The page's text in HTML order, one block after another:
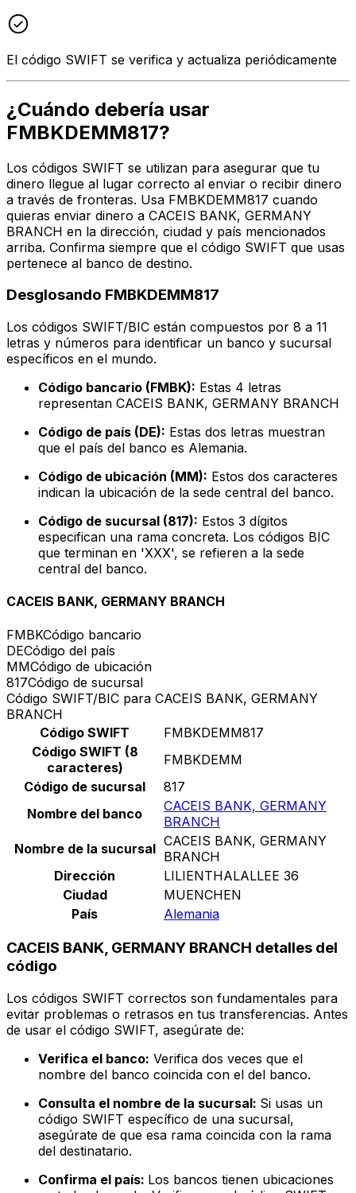
El código SWIFT se verifica y actualiza periódicamente
¿Cuándo debería usar
FMBKDEMM817?
Los códigos SWIFT se utilizan para asegurar que tu
dinero llegue al lugar correcto al enviar o recibir dinero
a través de fronteras. Usa FMBKDEMM817 cuando
quieras enviar dinero a CACEIS BANK, GERMANY
BRANCH en la dirección, ciudad y país mencionados
arriba. Confirma siempre que el código SWIFT que usas
pertenece al banco de destino.
Desglosando FMBKDEMM817
Los códigos SWIFT/BIC están compuestos por 8 a 11
letras y números para identificar un banco y sucursal
específicos en el mundo.
Código bancario (FMBK): Estas 4 letras
representan CACEIS BANK, GERMANY BRANCH
Código de país (DE): Estas dos letras muestran
que el país del banco es Alemania.
Código de ubicación (MM): Estos dos caracteres
indican la ubicación de la sede central del banco.
Código de sucursal (817): Estos 3 dígitos
especifican una rama concreta. Los códigos BIC
que terminan en 'XXX', se refieren a la sede
central del banco.
CACEIS BANK, GERMANY BRANCH
FMBKCódigo bancario
DECódigo del país
MMCódigo de ubicación
817Código de sucursal
Código SWIFT/BIC para CACEIS BANK, GERMANY
BRANCH
Código SWIFT
FMBKDEMM817
Código SWIFT (8
caracteres)
FMBKDEMM
Código de sucursal
817
Nombre del banco
CACEIS BANK, GERMANY
BRANCH
Nombre de la sucursal CACEIS BANK, GERMANY
BRANCH
Dirección
LILIENTHALALLEE 36
Ciudad
MUENCHEN
País
Alemania
CACEIS BANK, GERMANY BRANCH detalles del
código
Los códigos SWIFT correctos son fundamentales para
evitar problemas o retrasos en tus transferencias. Antes
de usar el código SWIFT, asegúrate de:
Verifica el banco: Verifica dos veces que el
nombre del banco coincida con el del banco.
Consulta el nombre de la sucursal: Si usas un
código SWIFT específico de una sucursal,
asegúrate de que esa rama coincida con la rama
del destinatario.
Confirma el país: Los bancos tienen ubicaciones